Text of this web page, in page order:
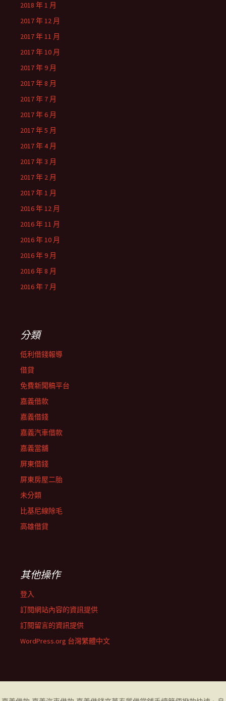
2018 年 1 月
2017 年 12 月
2017 年 11 月
2017 年 10 月
2017 年 9 月
2017 年 8 月
2017 年 7 月
2017 年 6 月
2017 年 5 月
2017 年 4 月
2017 年 3 月
2017 年 2 月
2017 年 1 月
2016 年 12 月
2016 年 11 月
2016 年 10 月
2016 年 9 月
2016 年 8 月
2016 年 7 月
分類
低利借錢報導
借貸
免費新聞稿平台
嘉義借款
嘉義借錢
嘉義汽車借款
嘉義當舖
屏東借錢
屏東房屋二胎
未分類
比基尼線除毛
高雄借貸
其他操作
登入
訂閱網站內容的資訊提供
訂閱留言的資訊提供
WordPress.org 台灣繁體中文